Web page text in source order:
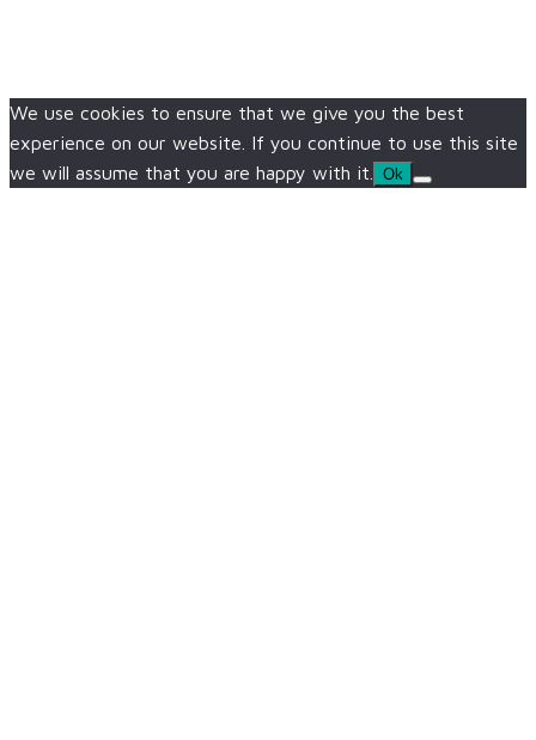
We use cookies to ensure that we give you the best
experience on our website. If you continue to use this site
we will assume that you are happy with it.
Ok